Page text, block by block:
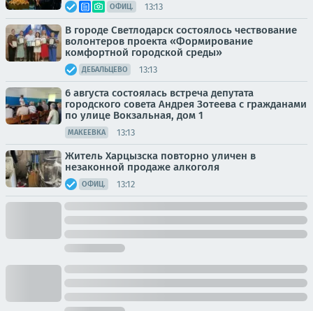
ОФИЦ. 13:13
В городе Светлодарск состоялось чествование
волонтеров проекта «Формирование
комфортной городской среды»
ДЕБАЛЬЦЕВО 13:13
6 августа состоялась встреча депутата
городского совета Андрея Зотеева с гражданами
по улице Вокзальная, дом 1
МАКЕЕВКА 13:13
Житель Харцызска повторно уличен в
незаконной продаже алкоголя
ОФИЦ. 13:12